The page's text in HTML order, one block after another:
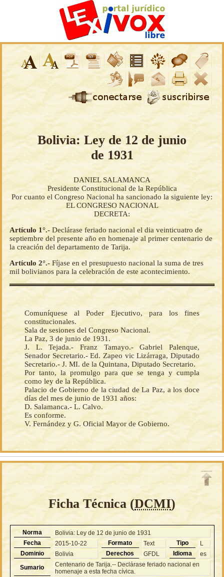
Bolivia: Ley de 12 de junio
de 1931
DANIEL SALAMANCA
Presidente Constitucional de la República
Por cuanto el Congreso Nacional ha sancionado la siguiente ley:
EL CONGRESO NACIONAL
DECRETA:
Artículo 1°.- Declárase feriado nacional el dia veinticuatro de
septiembre del presente año en homenaje al primer centenario de
la creación del departamento de Tarija.
Artículo 2°.- Fíjase en el presupuesto nacional la suma de tres
mil bolivianos para la celebración de este acontecimiento.
Comuníquese al Poder Ejecutivo, para los fines
constitucionales.
Sala de sesiones del Congreso Nacional.
La Paz, 3 de junio de 1931.
J. L. Tejada.- Franz Tamayo.- Gabriel Palenque,
Senador Secretario.- Ed. Zapeo vic Lizárraga, Diputado
Secretario.- J. MI. de la Quintana, Diputado Secretario.
Por tanto, la promulgo para que se tenga y cumpla
como ley de la República.
Palacio de Gobierno de la ciudad de La Paz, a los doce
días del mes de junio de 1931 años:
D. Salamanca.- L. Calvo.
Es conforme.
V. Fernández y G. Oficial Mayor de Gobierno.
Ficha Técnica (DCMI)
Norma
Bolivia: Ley de 12 de junio de 1931
Fecha
2015-10-22 Formato Text Tipo
L
Dominio
Bolivia Derechos GFDL Idioma
es
Sumario
Centenario de Tarija.-- Declárase feriado nacional en
homenaje a esta fecha cívica.